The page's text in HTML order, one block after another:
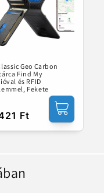
Geo Carbon
Find My
és RFID
Fekete
Ft